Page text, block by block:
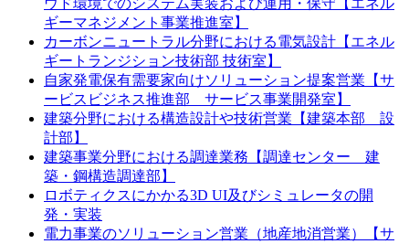
ウド環境でのシステム実装および運用・保守【エネル
ギーマネジメント事業推進室】
カーボンニュートラル分野における電気設計【エネル
ギートランジション技術部 技術室】
自家発電保有需要家向けソリューション提案営業【サ
ービスビジネス推進部 サービス事業開発室】
建築分野における構造設計や技術営業【建築本部 設
計部】
建築事業分野における調達業務【調達センター 建
築・鋼構造調達部】
ロボティクスにかかる3D UI及びシミュレータの開
発・実装
電力事業のソリューション営業（地産地消営業）【サ